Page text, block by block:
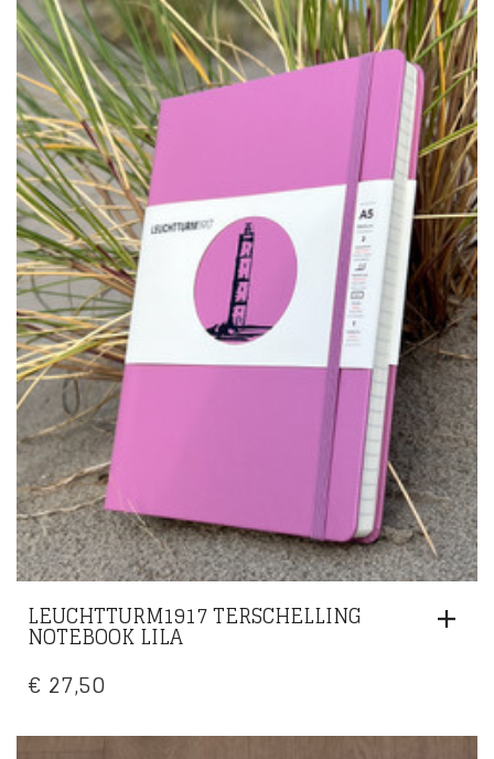
LEUCHTTURM1917 TERSCHELLING
NOTEBOOK LILA
€ 27,50